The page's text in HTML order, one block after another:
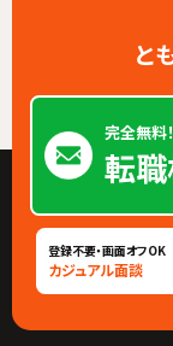
と
完全無料
転職
登録不要・画面オフOK
カジュアル面談